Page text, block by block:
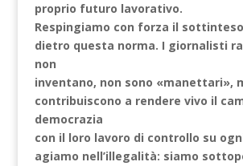
proprio futuro lavorativo.
Respingiamo con forza il
dietro questa norma. I giornalisti
non
inventano, non sono «manettari»,
contribuiscono a rendere vivo il
democrazia
con il loro lavoro di controllo su
agiamo nell’illegalità: siamo